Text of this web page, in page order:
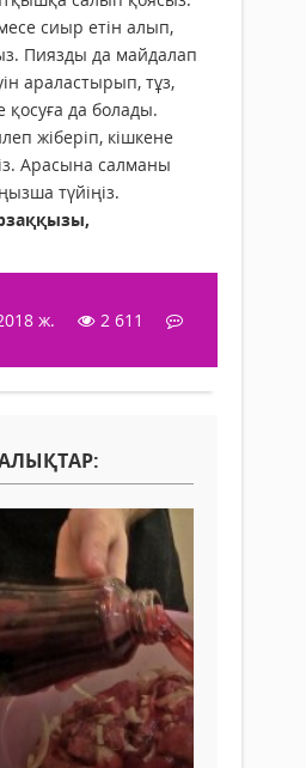
сиыр етін алып,
Пиязды да майдалап
араластырып, тұз,
да болады.
жіберіп, кішкене
Арасына салманы
түйіңіз.
ж.
2 611